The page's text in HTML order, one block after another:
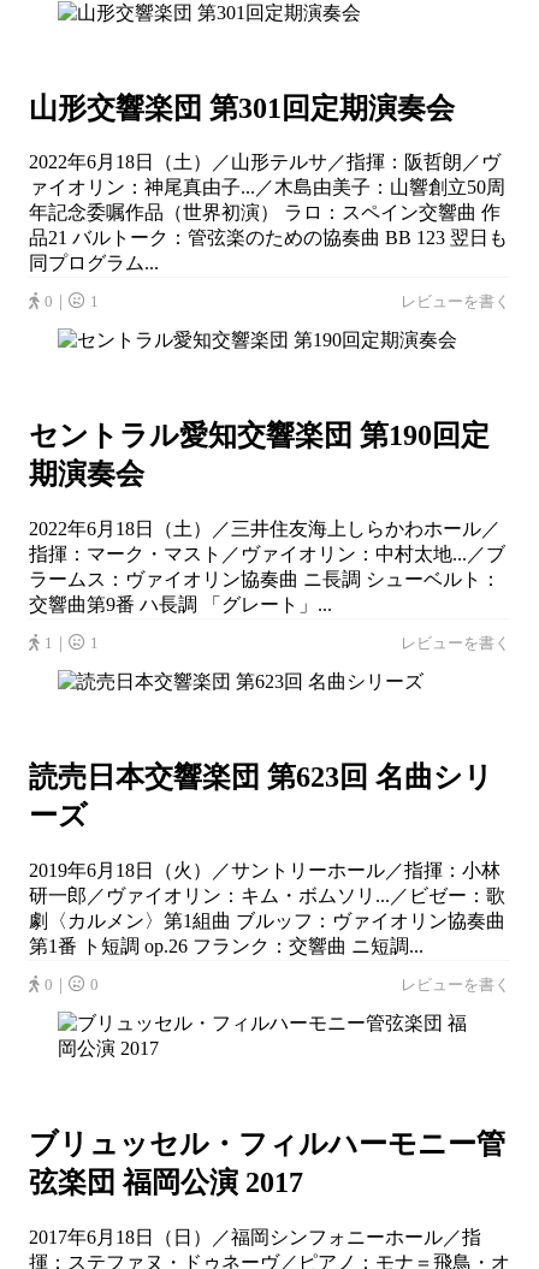
山形交響楽団 第301回定期演奏会
2022年6月18日（土）／山形テルサ／指揮：阪哲朗／ヴ
ァイオリン：神尾真由子...／木島由美子：山響創立50周
年記念委嘱作品（世界初演） ラロ：スペイン交響曲 作
品21 バルトーク：管弦楽のための協奏曲 BB 123 翌日も
同プログラム...
0｜ 1 レビューを書く
セントラル愛知交響楽団 第190回定
期演奏会
2022年6月18日（土）／三井住友海上しらかわホール／
指揮：マーク・マスト／ヴァイオリン：中村太地...／ブ
ラームス：ヴァイオリン協奏曲 ニ長調 シューベルト：
交響曲第9番 ハ長調 「グレート」...
1｜ 1 レビューを書く
読売日本交響楽団 第623回 名曲シリ
ーズ
2019年6月18日（火）／サントリーホール／指揮：小林
研一郎／ヴァイオリン：キム・ボムソリ...／ビゼー：歌
劇〈カルメン〉第1組曲 ブルッフ：ヴァイオリン協奏曲
第1番 ト短調 op.26 フランク：交響曲 ニ短調...
0｜ 0 レビューを書く
ブリュッセル・フィルハーモニー管
弦楽団 福岡公演 2017
2017年6月18日（日）／福岡シンフォニーホール／指
揮：ステファヌ・ドゥネーヴ／ピアノ：モナ＝飛鳥・オ